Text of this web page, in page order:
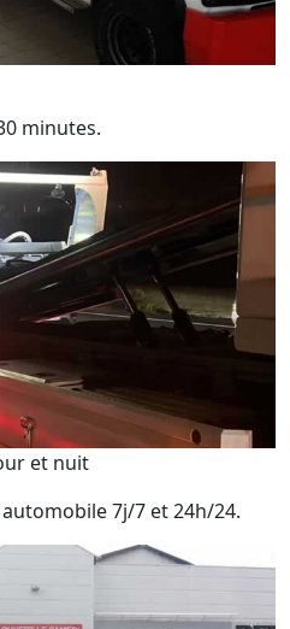
minutes.
et nuit
7j/7 et 24h/24.